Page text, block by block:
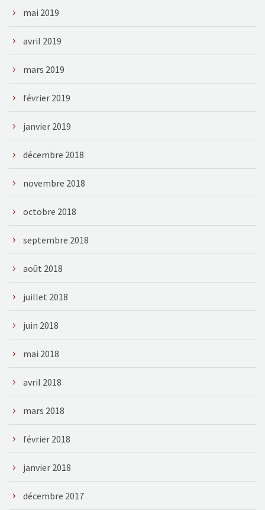
mai 2019
avril 2019
mars 2019
février 2019
janvier 2019
décembre 2018
novembre 2018
octobre 2018
septembre 2018
août 2018
juillet 2018
juin 2018
mai 2018
avril 2018
mars 2018
février 2018
janvier 2018
décembre 2017